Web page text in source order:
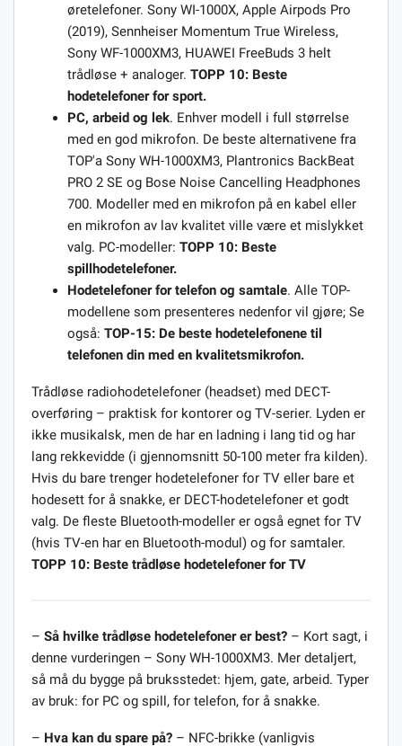
øretelefoner. Sony WI-1000X, Apple Airpods Pro
(2019), Sennheiser Momentum True Wireless,
Sony WF-1000XM3, HUAWEI FreeBuds 3 helt
trådløse + analoger. TOPP 10: Beste
hodetelefoner for sport.
PC, arbeid og lek. Enhver modell i full størrelse
med en god mikrofon. De beste alternativene fra
TOP'a Sony WH-1000XM3, Plantronics BackBeat
PRO 2 SE og Bose Noise Cancelling Headphones
700. Modeller med en mikrofon på en kabel eller
en mikrofon av lav kvalitet ville være et mislykket
valg. PC-modeller: TOPP 10: Beste
spillhodetelefoner.
Hodetelefoner for telefon og samtale. Alle TOP-
modellene som presenteres nedenfor vil gjøre; Se
også: TOP-15: De beste hodetelefonene til
telefonen din med en kvalitetsmikrofon.
Trådløse radiohodetelefoner (headset) med DECT-
overføring – praktisk for kontorer og TV-serier. Lyden er
ikke musikalsk, men de har en ladning i lang tid og har
lang rekkevidde (i gjennomsnitt 50-100 meter fra kilden).
Hvis du bare trenger hodetelefoner for TV eller bare et
hodesett for å snakke, er DECT-hodetelefoner et godt
valg. De fleste Bluetooth-modeller er også egnet for TV
(hvis TV-en har en Bluetooth-modul) og for samtaler.
TOPP 10: Beste trådløse hodetelefoner for TV
– Så hvilke trådløse hodetelefoner er best? – Kort sagt, i
denne vurderingen – Sony WH-1000XM3. Mer detaljert,
så må du bygge på bruksstedet: hjem, gate, arbeid. Typer
av bruk: for PC og spill, for telefon, for å snakke.
– Hva kan du spare på? – NFC-brikke (vanligvis